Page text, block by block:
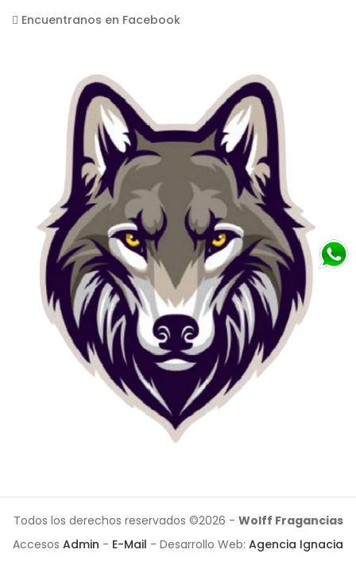
Encuentranos en Facebook
Todos los derechos reservados ©2026 - Wolff Fragancias
Accesos Admin - E-Mail - Desarrollo Web: Agencia Ignacia